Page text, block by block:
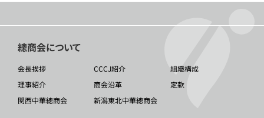
總商会について
会長挨拶 CCCJ紹介
組織構成
理事紹介
商会沿革
定款
関西中華總商会
新潟東北中華總商会